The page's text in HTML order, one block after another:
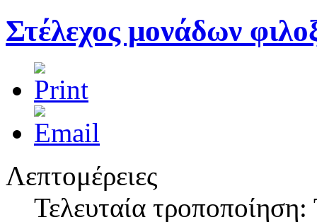
Στέλεχος μονάδων
Λεπτομέρειες
Τελευταία